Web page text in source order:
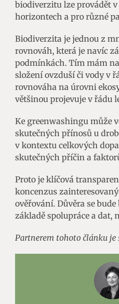
biodiverzitu lze provádět
horizontech a pro různé
Biodiverzita je jednou z
rovnováh, která je navíc
podmínkách. Tím mám
složení ovzduší či vody v
rovnováha na úrovni
většinou projevuje v řádu
Ke greenwashingu může
skutečných přínosů u
v kontextu celkových
skutečných příčin a
Proto je klíčová
koncenzus
ověřování. Důvěra se
základě spolupráce a dat,
Partnerem tohoto článku je